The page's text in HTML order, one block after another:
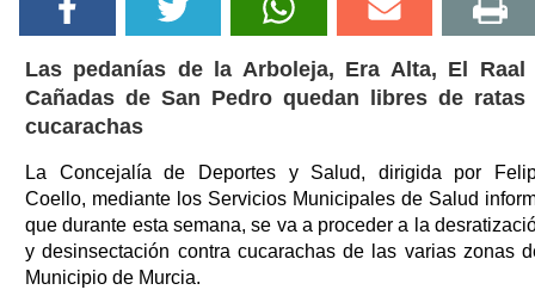
Las pedanías de la Arboleja, Era Alta, El Raal
Cañadas de San Pedro quedan libres de ratas
cucarachas
La Concejalía de Deportes y Salud, dirigida por
Coello, mediante los Servicios Municipales de Salud
que durante esta semana, se va a proceder a la
y desinsectación contra cucarachas de las varias zonas
Municipio de Murcia.